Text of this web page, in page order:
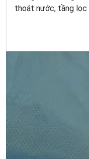
thoát nước, tầng lọc